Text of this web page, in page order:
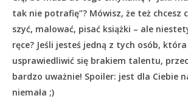
tak nie potrafię”? Mówisz, że też chcesz
szyć, malować, pisać książki – ale
ręce? Jeśli jesteś jedną z tych osób,
usprawiedliwić się brakiem talentu,
bardzo uważnie! Spoiler: jest dla Ciebie
niemała ;)